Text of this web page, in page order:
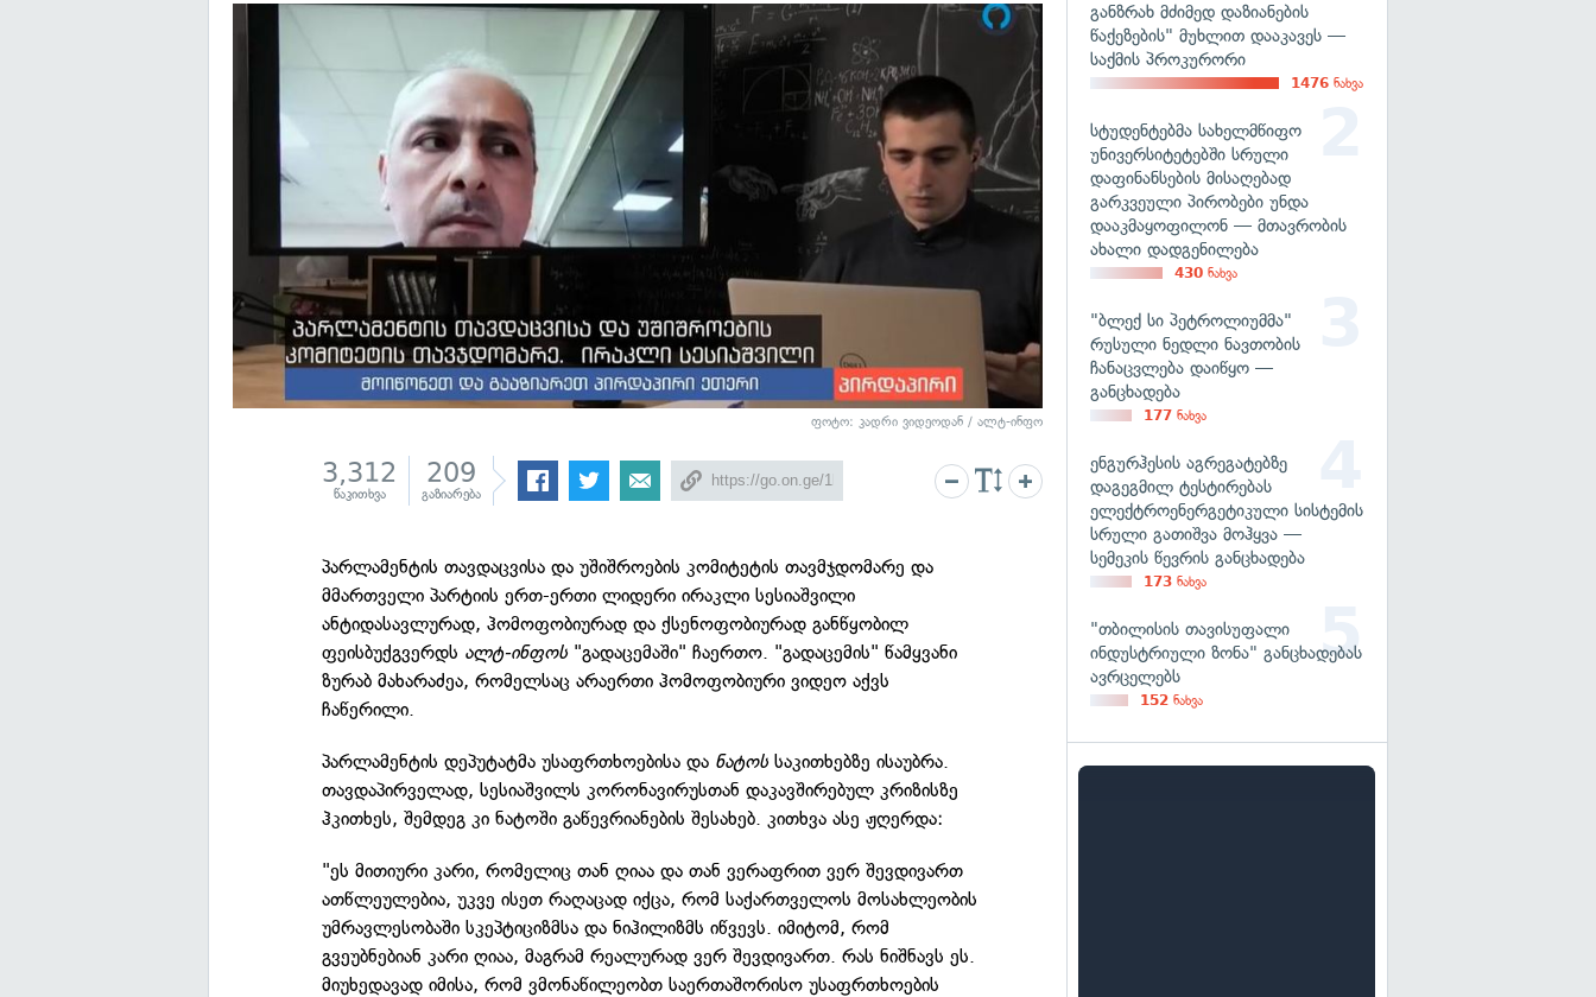
ფოტო: კადრი ვიდეოდან / ალტ-ინფო
3,312
წაკითხვა
209
გაზიარება
პარლამენტის თავდაცვისა და უშიშროების კომიტეტის თავმჯდომარე და
მმართველი პარტიის ერთ-ერთი ლიდერი ირაკლი სესიაშვილი
ანტიდასავლურად, ჰომოფობიურად და ქსენოფობიურად განწყობილ
ფეისბუქგვერდს ალტ-ინფოს "გადაცემაში" ჩაერთო. "გადაცემის" წამყვანი
ზურაბ მახარაძეა, რომელსაც არაერთი ჰომოფობიური ვიდეო აქვს
ჩაწერილი.
პარლამენტის დეპუტატმა უსაფრთხოებისა და ნატოსსაკითხებზე ისაუბრა.
თავდაპირველად, სესიაშვილს კორონავირუსთან დაკავშირებულ კრიზისზე
ჰკითხეს, შემდეგ კი ნატოში გაწევრიანების შესახებ. კითხვა ასე ჟღერდა:
"ეს მითიური კარი, რომელიც თან ღიაა და თან ვერაფრით ვერ შევდივართ
ათწლეულებია, უკვე ისეთ რაღაცად იქცა, რომ საქართველოს მოსახლეობის
უმრავლესობაში სკეპტიციზმსა და ნიჰილიზმს იწვევს. იმიტომ, რომ
გვეუბნებიან კარი ღიაა, მაგრამ რეალურად ვერ შევდივართ. რას ნიშნავს ეს.
მიუხედავად იმისა, რომ ვმონაწილეობთ საერთაშორისო უსაფრთხოების
განზრახ მძიმედ დაზიანების
წაქეზების" მუხლით დააკავეს —
საქმის პროკურორი
1476 ნახვა
სტუდენტებმა სახელმწიფო
უნივერსიტეტებში სრული
დაფინანსების მისაღებად
გარკვეული პირობები უნდა
დააკმაყოფილონ — მთავრობის
ახალი დადგენილება
430 ნახვა
"ბლექ სი პეტროლიუმმა"
რუსული ნედლი ნავთობის
ჩანაცვლება დაიწყო —
განცხადება
177 ნახვა
ენგურჰესის აგრეგატებზე
დაგეგმილ ტესტირებას
ელექტროენერგეტიკული სისტემის
სრული გათიშვა მოჰყვა —
სემეკის წევრის განცხადება
173 ნახვა
"თბილისის თავისუფალი
ინდუსტრიული ზონა" განცხადებას
ავრცელებს
152 ნახვა